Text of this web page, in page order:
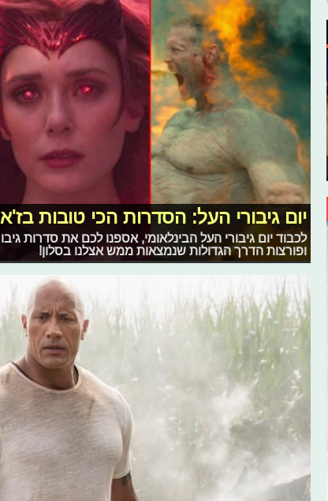
יום גיבורי העל: הסדרות הכי טובות
לכבוד יום גיבורי העל הבינלאומי, אספנו לכם את סדרות
ופורצות הדרך הגדולות שנמצאות ממש אצלנו בסלון!